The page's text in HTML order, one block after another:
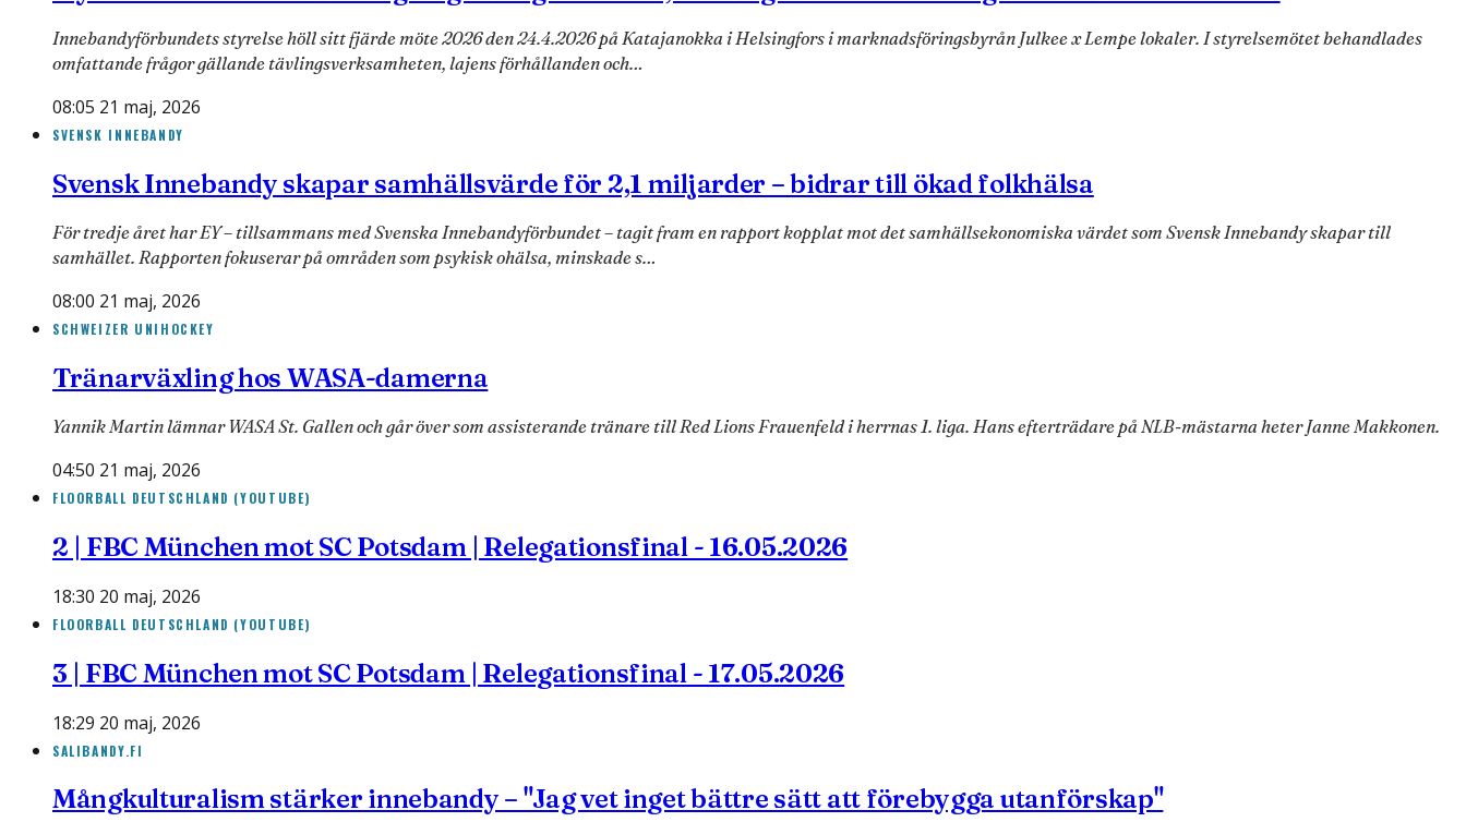
Innebandyförbundets styrelse höll sitt fjärde möte 2026 den 24.4.2026 på Katajanokka i Helsingfors i marknadsföringsbyrån Julkee x Lempe lokaler. I styrelsemötet behandlades
omfattande frågor gällande tävlingsverksamheten, lajens förhållanden och…
08:05 21 maj, 2026
SVENSK INNEBANDY
Svensk Innebandy skapar samhällsvärde för 2,1 miljarder – bidrar till ökad folkhälsa
För tredje året har EY – tillsammans med Svenska Innebandyförbundet – tagit fram en rapport kopplat mot det samhällsekonomiska värdet som Svensk Innebandy skapar till
samhället. Rapporten fokuserar på områden som psykisk ohälsa, minskade s…
08:00 21 maj, 2026
SCHWEIZER UNIHOCKEY
Tränarväxling hos WASA-damerna
Yannik Martin lämnar WASA St. Gallen och går över som assisterande tränare till Red Lions Frauenfeld i herrnas 1. liga. Hans efterträdare på NLB-mästarna heter Janne Makkonen.
04:50 21 maj, 2026
FLOORBALL DEUTSCHLAND (YOUTUBE)
2 | FBC München mot SC Potsdam | Relegationsfinal - 16.05.2026
18:30 20 maj, 2026
FLOORBALL DEUTSCHLAND (YOUTUBE)
3 | FBC München mot SC Potsdam | Relegationsfinal - 17.05.2026
18:29 20 maj, 2026
SALIBANDY.FI
Mångkulturalism stärker innebandy – "Jag vet inget bättre sätt att förebygga utanförskap"